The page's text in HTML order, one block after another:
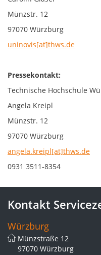
Münzstr. 12
97070 Würzburg
uninovis[at]thws.de
Pressekontakt:
Technische Hochschule
Angela Kreipl
Münzstr. 12
97070 Würzburg
angela.kreipl[at]thws.de
0931 3511-8354
Kontakt
Würzburg
Münzstraße 12
97070 Würzburg